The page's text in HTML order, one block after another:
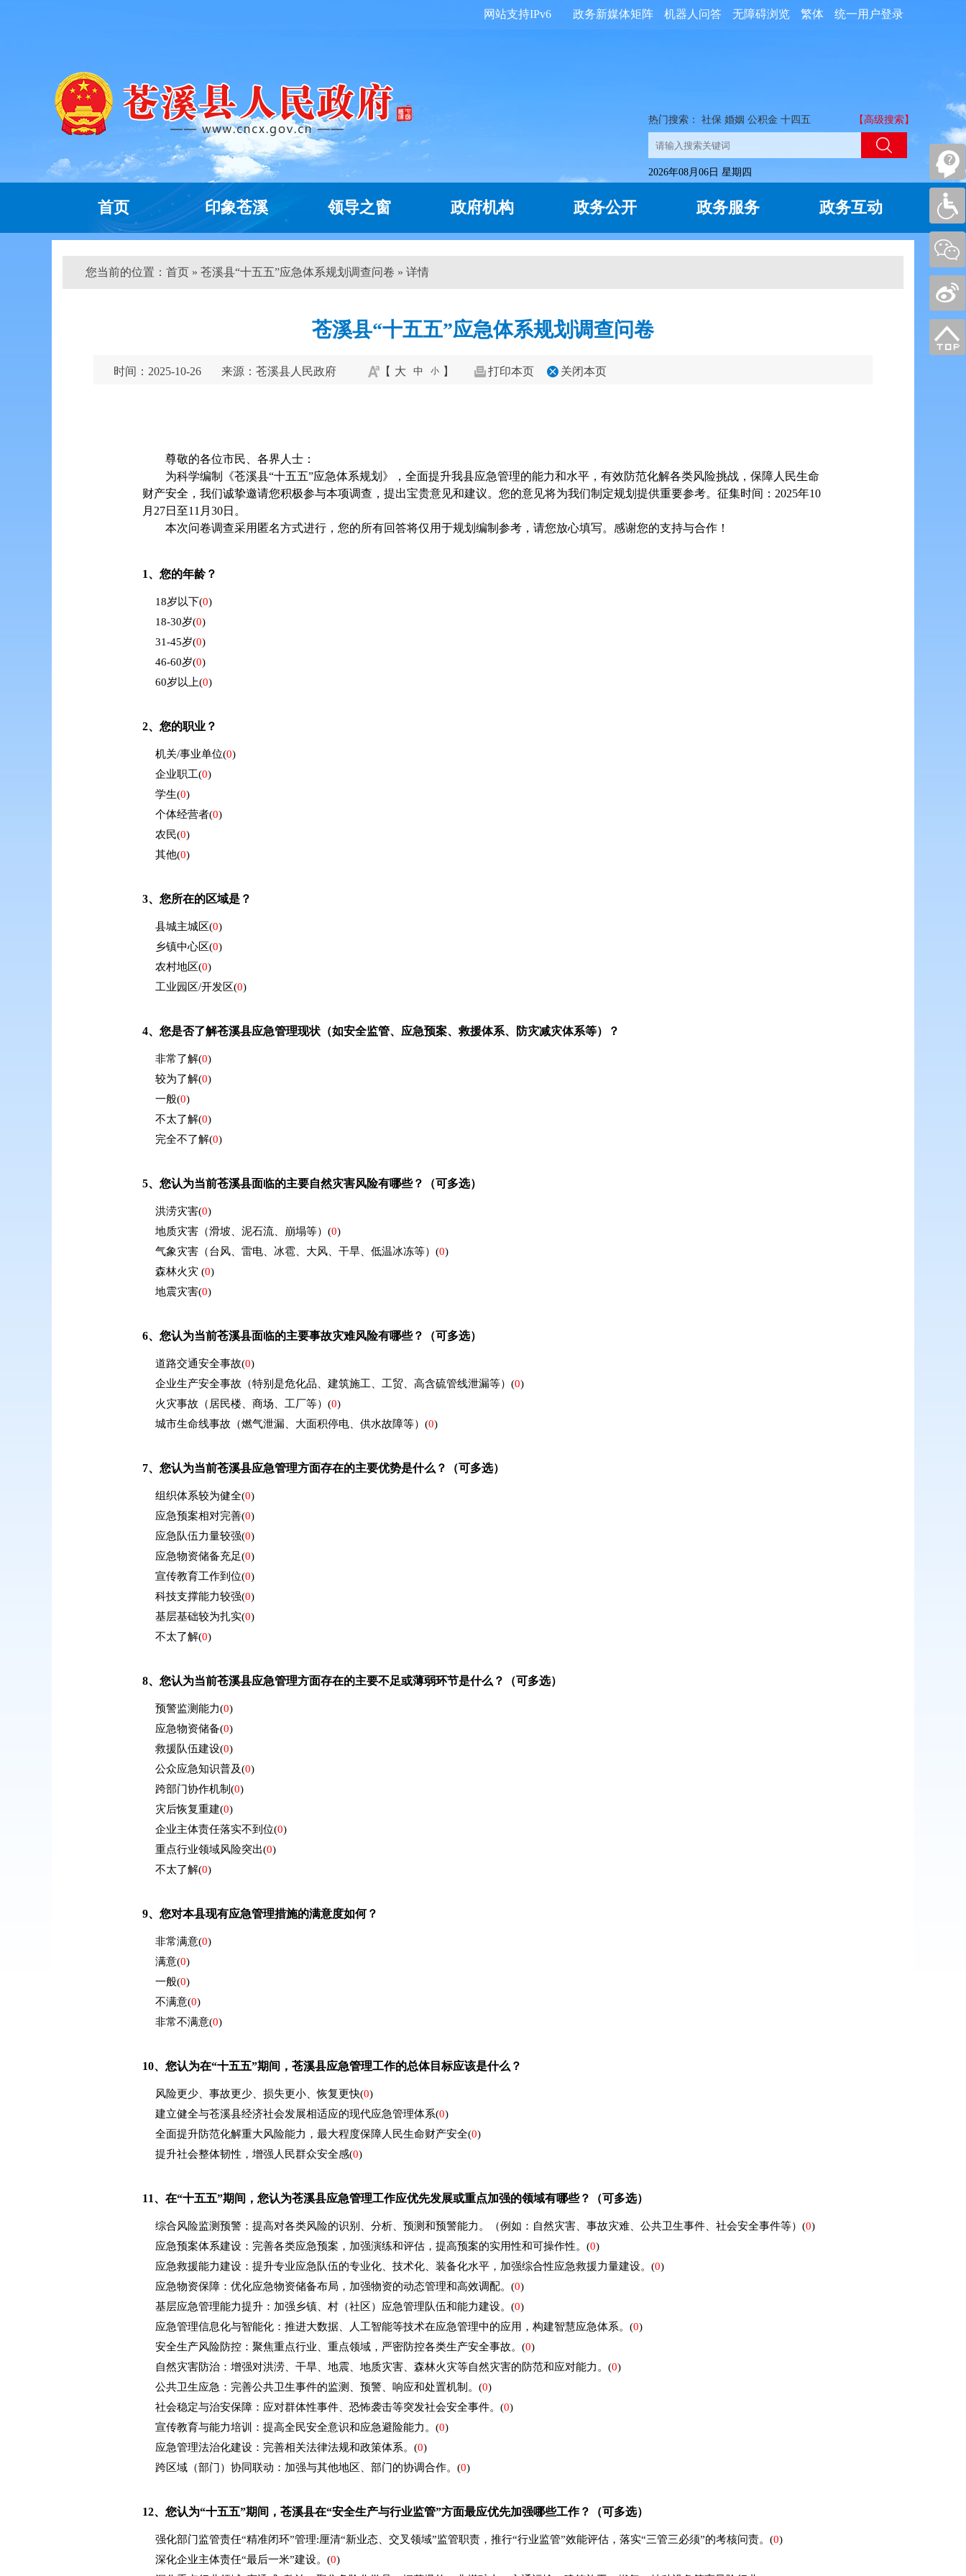
统一用户登录
繁体
无障碍浏览
机器人问答
政务新媒体矩阵
网站支持IPv6
热门搜索： 社保 婚姻 公积金 十四五 【高级搜索】
2026年08月06日 星期四
首页 印象苍溪 领导之窗 政府机构 政务公开 政务服务 政务互动
您当前的位置： 首页 » 苍溪县“十五五”应急体系规划调查问卷 » 详情
苍溪县“十五五”应急体系规划调查问卷
时间：2025-10-26 来源：苍溪县人民政府 【 大 中 小 】 打印本页 关闭本页
尊敬的各位市民、各界人士：
为科学编制《苍溪县“十五五”应急体系规划》，全面提升我县应急管理的能力和水平，有效防范化解各类风险挑战，保障人民生命
财产安全，我们诚挚邀请您积极参与本项调查，提出宝贵意见和建议。您的意见将为我们制定规划提供重要参考。征集时间：2025年10
月27日至11月30日。
本次问卷调查采用匿名方式进行，您的所有回答将仅用于规划编制参考，请您放心填写。感谢您的支持与合作！
1、 您的年龄？
18岁以下(0)
18-30岁(0)
31-45岁(0)
46-60岁(0)
60岁以上(0)
2、 您的职业？
机关/事业单位(0)
企业职工(0)
学生(0)
个体经营者(0)
农民(0)
其他(0)
3、 您所在的区域是？
县城主城区(0)
乡镇中心区(0)
农村地区(0)
工业园区/开发区(0)
4、 您是否了解苍溪县应急管理现状（如安全监管、应急预案、救援体系、防灾减灾体系等）？
非常了解(0)
较为了解(0)
一般(0)
不太了解(0)
完全不了解(0)
5、 您认为当前苍溪县面临的主要自然灾害风险有哪些？（可多选）
洪涝灾害(0)
地质灾害（滑坡、泥石流、崩塌等） (0)
气象灾害（台风、雷电、冰雹、大风、干旱、低温冰冻等） (0)
森林火灾 (0)
地震灾害(0)
6、 您认为当前苍溪县面临的主要事故灾难风险有哪些？（可多选）
道路交通安全事故(0)
企业生产安全事故（特别是危化品、建筑施工、工贸、高含硫管线泄漏等） (0)
火灾事故（居民楼、商场、工厂等） (0)
城市生命线事故（燃气泄漏、大面积停电、供水故障等） (0)
7、 您认为当前苍溪县应急管理方面存在的主要优势是什么？（可多选）
组织体系较为健全(0)
应急预案相对完善(0)
应急队伍力量较强(0)
应急物资储备充足(0)
宣传教育工作到位(0)
科技支撑能力较强(0)
基层基础较为扎实(0)
不太了解(0)
8、 您认为当前苍溪县应急管理方面存在的主要不足或薄弱环节是什么？（可多选）
预警监测能力(0)
应急物资储备(0)
救援队伍建设(0)
公众应急知识普及(0)
跨部门协作机制 (0)
灾后恢复重建(0)
企业主体责任落实不到位(0)
重点行业领域风险突出(0)
不太了解(0)
9、 您对本县现有应急管理措施的满意度如何？
非常满意(0)
满意(0)
一般(0)
不满意(0)
非常不满意(0)
10、 您认为在“十五五”期间，苍溪县应急管理工作的总体目标应该是什么？
风险更少、事故更少、损失更小、恢复更快(0)
建立健全与苍溪县经济社会发展相适应的现代应急管理体系(0)
全面提升防范化解重大风险能力，最大程度保障人民生命财产安全(0)
提升社会整体韧性，增强人民群众安全感(0)
11、 在“十五五”期间，您认为苍溪县应急管理工作应优先发展或重点加强的领域有哪些？（可多选）
综合风险监测预警：提高对各类风险的识别、分析、预测和预警能力。（例如：自然灾害、事故灾难、公共卫生事件、社会安全事件等） (0)
应急预案体系建设：完善各类应急预案，加强演练和评估，提高预案的实用性和可操作性。 (0)
应急救援能力建设：提升专业应急队伍的专业化、技术化、装备化水平，加强综合性应急救援力量建设。 (0)
应急物资保障：优化应急物资储备布局，加强物资的动态管理和高效调配。 (0)
基层应急管理能力提升：加强乡镇、村（社区）应急管理队伍和能力建设。 (0)
应急管理信息化与智能化：推进大数据、人工智能等技术在应急管理中的应用，构建智慧应急体系。 (0)
安全生产风险防控：聚焦重点行业、重点领域，严密防控各类生产安全事故。 (0)
自然灾害防治：增强对洪涝、干旱、地震、地质灾害、森林火灾等自然灾害的防范和应对能力。 (0)
公共卫生应急：完善公共卫生事件的监测、预警、响应和处置机制。 (0)
社会稳定与治安保障：应对群体性事件、恐怖袭击等突发社会安全事件。 (0)
宣传教育与能力培训：提高全民安全意识和应急避险能力。 (0)
应急管理法治化建设：完善相关法律法规和政策体系。 (0)
跨区域（部门）协同联动：加强与其他地区、部门的协调合作。 (0)
12、 您认为“十五五”期间，苍溪县在“安全生产与行业监管”方面最应优先加强哪些工作？（可多选）
强化部门监管责任“精准闭环”管理:厘清“新业态、交叉领域”监管职责，推行“行业监管”效能评估，落实“三管三必须”的考核问责。 (0)
深化企业主体责任“最后一米”建设。 (0)